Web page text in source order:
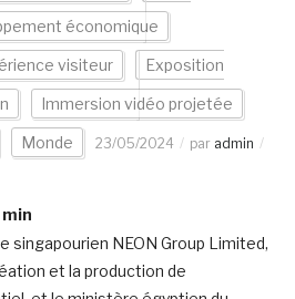
économique
visiteur Exposition
Immersion vidéo projetée
Monde 23/05/2024 par admin
min
singapourien NEON Group Limited,
et la production de